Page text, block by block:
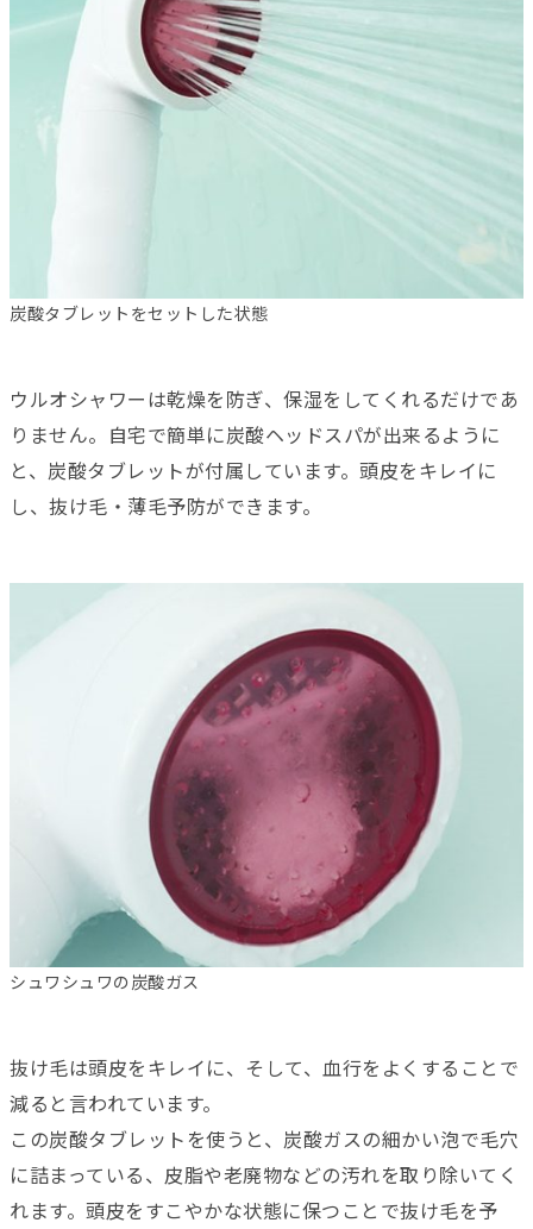
炭酸タブレットをセットした状態
ウルオシャワーは乾燥を防ぎ、保湿をしてくれるだけであ
りません。自宅で簡単に炭酸ヘッドスパが出来るように
と、炭酸タブレットが付属しています。頭皮をキレイに
し、抜け毛・薄毛予防ができます。
シュワシュワの炭酸ガス
抜け毛は頭皮をキレイに、そして、血行をよくすることで
減ると言われています。
この炭酸タブレットを使うと、炭酸ガスの細かい泡で毛穴
に詰まっている、皮脂や老廃物などの汚れを取り除いてく
れます。頭皮をすこやかな状態に保つことで抜け毛を予